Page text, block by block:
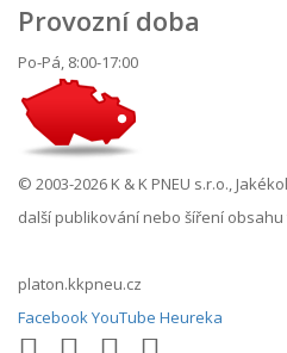
Provozní doba
Po-Pá, 8:00-17:00
© 2003-2026 K & K PNEU s.r.o.,
další publikování nebo šíření
platon.kkpneu.cz
FacebookYouTube Heureka